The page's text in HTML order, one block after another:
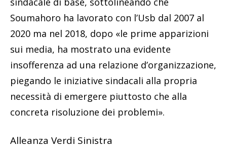
Soumahoro ha lavorato con l’Usb dal 2007 al
2020 ma nel 2018, dopo «le prime apparizioni
sui media, ha mostrato una evidente
insofferenza ad una relazione d’organizzazione,
piegando le iniziative sindacali alla propria
necessità di emergere piuttosto che alla
concreta risoluzione dei problemi».
Alleanza Verdi Sinistra